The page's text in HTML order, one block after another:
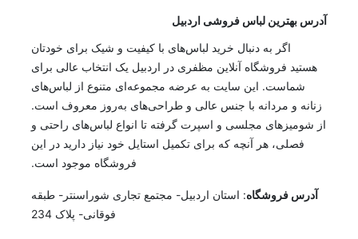
آدرس بهترین لباس فروشی اردبیل
اگر به دنبال خرید لباس‌های با کیفیت و شیک برای خودتان
هستید فروشگاه آنلاین مظفری در اردبیل یک انتخاب عالی برای
شماست. این سایت به عرضه مجموعه‌ای متنوع از لباس‌های
زنانه و مردانه با جنس عالی و طراحی‌های به‌روز معروف است.
از شومیزهای مجلسی و اسپرت گرفته تا انواع لباس‌های راحتی و
فصلی، هر آنچه که برای تکمیل استایل خود نیاز دارید در این
فروشگاه موجود است.
آدرس فروشگاه: استان اردبیل- مجتمع تجاری شوراسنتر- طبقه
فوقانی- پلاک 234